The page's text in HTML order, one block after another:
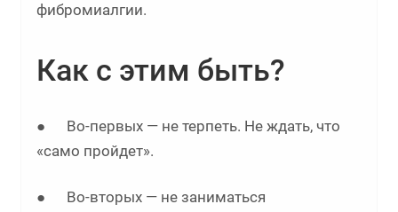
фибромиалгии.
Как с этим быть?
● Во-первых — не терпеть. Не ждать, что
«само пройдет».
● Во-вторых — не заниматься